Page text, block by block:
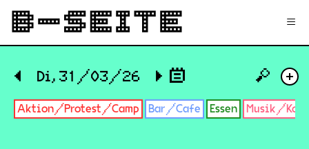
≡
◀ Di, 31/03/26 ▶ +
🔎
Aktion/Protest/Camp Bar/Cafe Essen Musik/